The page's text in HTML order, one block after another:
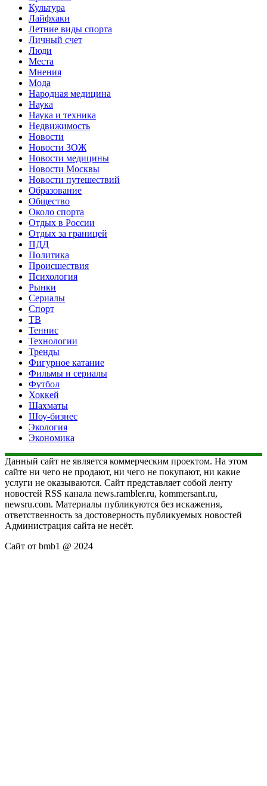
Культура
Лайфхаки
Летние виды спорта
Личный счет
Люди
Места
Мнения
Мода
Народная медицина
Наука
Наука и техника
Недвижимость
Новости
Новости ЗОЖ
Новости медицины
Новости Москвы
Новости путешествий
Образование
Общество
Около спорта
Отдых в России
Отдых за границей
ПДД
Политика
Происшествия
Психология
Рынки
Сериалы
Спорт
ТВ
Теннис
Технологии
Тренды
Фигурное катание
Фильмы и сериалы
Футбол
Хоккей
Шахматы
Шоу-бизнес
Экология
Экономика
Данный сайт не является коммерческим проектом. На этом
сайте ни чего не продают, ни чего не покупают, ни какие
услуги не оказываются. Сайт представляет собой ленту
новостей RSS канала news.rambler.ru, kommersant.ru,
newsru.com. Материалы публикуются без искажения,
ответственность за достоверность публикуемых новостей
Администрация сайта не несёт.
Сайт от bmb1 @ 2024